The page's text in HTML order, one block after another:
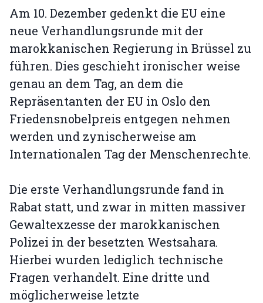
Am 10. Dezember gedenkt die EU eine
neue Verhandlungsrunde mit der
marokkanischen Regierung in Brüssel zu
führen. Dies geschieht ironischer weise
genau an dem Tag, an dem die
Repräsentanten der EU in Oslo den
Friedensnobelpreis entgegen nehmen
werden und zynischerweise am
Internationalen Tag der Menschenrechte.
Die erste Verhandlungsrunde fand in
Rabat statt, und zwar in mitten massiver
Gewaltexzesse der marokkanischen
Polizei in der besetzten Westsahara.
Hierbei wurden lediglich technische
Fragen verhandelt. Eine dritte und
möglicherweise letzte